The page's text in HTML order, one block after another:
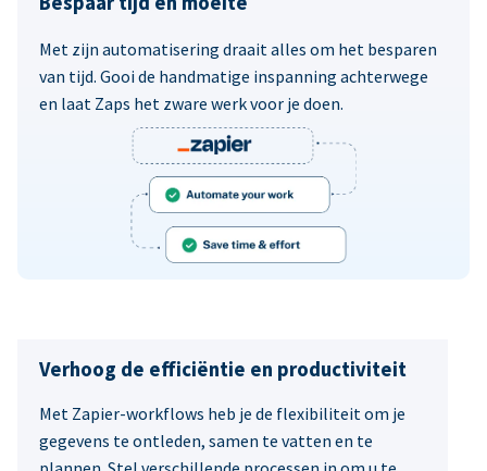
Met zijn automatisering draait alles om het besparen
van tijd. Gooi de handmatige inspanning achterwege
en laat Zaps het zware werk voor je doen.
Verhoog de efficiëntie en productiviteit
Met Zapier-workflows heb je de flexibiliteit om je
gegevens te ontleden, samen te vatten en te